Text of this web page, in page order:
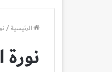
الرئيسية
الرئيسية/